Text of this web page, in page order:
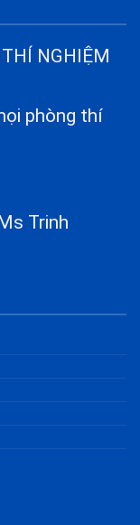
NGHIỆM
phòng thí
Trinh